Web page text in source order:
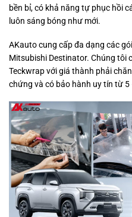
bền bỉ, có khả năng tự phục hồi
luôn sáng bóng như mới.
AKauto cung cấp đa dạng các
Mitsubishi Destinator. Chúng tôi
Teckwrap với giá thành phải
chứng và có bảo hành uy tín từ 5